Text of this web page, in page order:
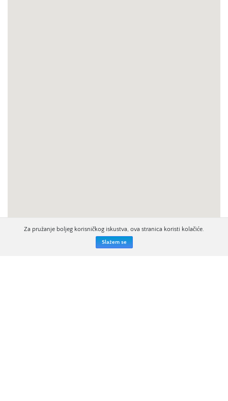
Za pružanje boljeg korisničkog iskustva, ova stranica koristi kolačiće.
Slažem se